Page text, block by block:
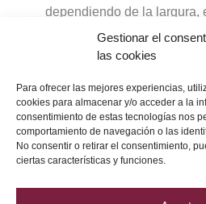
Gestionar el
las cookies
Para ofrecer las mejores experiencias,
cookies para almacenar y/o acceder a la
consentimiento de estas tecnologías nos
comportamiento de navegación o las
No consentir o retirar el consentimiento,
ciertas características y funciones.
dependiendo de la largura,
volumen, se puede llegar a
un rostro perfecto.
de la piel para elegir unos
mismo pasa con el tono
fundamental a la hora de
rostro y dar ese aspecto de